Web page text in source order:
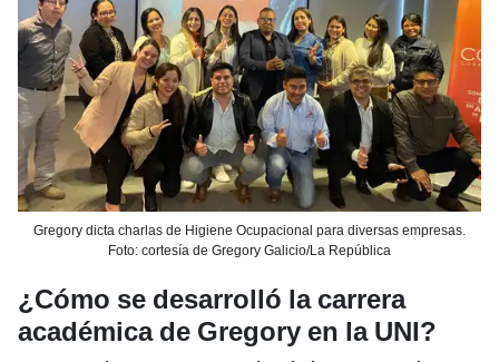
Gregory dicta charlas de Higiene Ocupacional para diversas empresas.
Foto: cortesía de Gregory Galicio/La República
¿Cómo se desarrolló la carrera
académica de Gregory en la UNI?